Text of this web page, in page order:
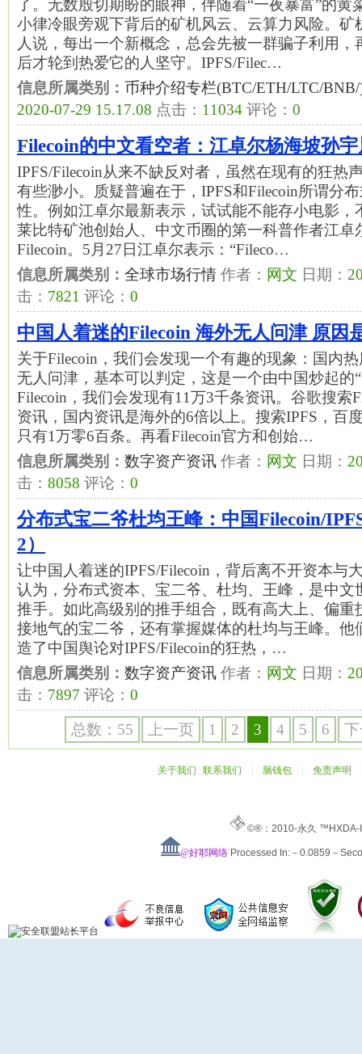
了。无数殷切期盼的眼神，伴随着“一夜暴富”的黄
小律冷眼旁观下背后的矿机风云、云算力风险。矿
人说，每出一个新概念，总会先被一群骗子利用
后才轮到热爱它的人坚守。IPFS/Filec…
信息所属类别： 币种介绍专栏(BTC/ETH/LTC/
2020-07-29 15.17.08 点击： 11034 评论： 0
Filecoin的中文看空者：江卓尔杨海坡孙
IPFS/Filecoin从来不缺反对者，虽然在现有的狂热
有些渺小。质疑普遍在于，IPFS和Filecoin所谓分
性。例如江卓尔最新表示，试试能不能存小电影，
莱比特矿池创始人、中文币圈的第一科普作者江卓
Filecoin。5月27日江卓尔表示：“Fileco…
信息所属类别： 全球市场行情 作者： 网文 日期：
击： 7821 评论： 0
中国人着迷的Filecoin 海外无人问津 原因
关于Filecoin，我们会发现一个有趣的现象：国内
无人问津，基本可以判定，这是一个由中国炒起的
Filecoin，我们会发现有11万3千条资讯。谷歌搜索
资讯，国内资讯是海外的6倍以上。搜索IPFS，百
只有1万零6百条。再看Filecoin官方和创始…
信息所属类别： 数字资产资讯 作者： 网文 日期：
击： 8058 评论： 0
分布式宝二爷杜均王峰：中国Filecoin/
2）
让中国人着迷的IPFS/Filecoin，背后离不开资本与
认为，分布式资本、宝二爷、杜均、王峰，是中文
推手。如此高级别的推手组合，既有高大上、偏重
接地气的宝二爷，还有掌握媒体的杜均与王峰。他
造了中国舆论对IPFS/Filecoin的狂热，…
信息所属类别： 数字资产资讯 作者： 网文 日期：
击： 7897 评论： 0
总数：55 上一页 1 2 3 4 5 6
关于我们 联系我们 脑钱包 免责声明
©®：2010-永久
@好耶网络 Processed In:－0.0859－